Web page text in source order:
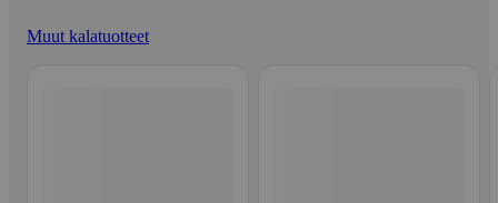
Muut kalatuotteet